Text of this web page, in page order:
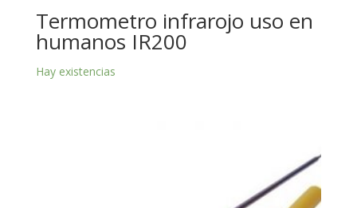
Termometro infrarojo uso en
humanos IR200
Hay existencias